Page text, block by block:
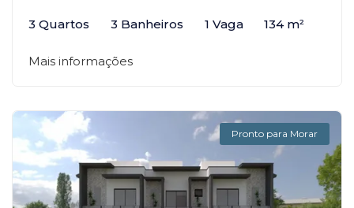
3 Quartos 3 Banheiros 1 Vaga 134 m²
Mais informações
Pronto para Morar